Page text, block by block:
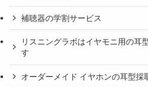
補聴器の学割サービス
リスニングラボはイヤモニ用の耳
す
オーダーメイド イヤホンの耳型採